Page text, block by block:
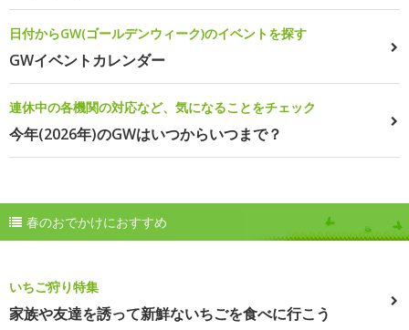
日付からGW(ゴールデンウィーク)のイベントを探す
GWイベントカレンダー
連休中の各機関の対応など、気になることをチェック
今年(2026年)のGWはいつからいつまで？
春のおでかけにおすすめ
いちご狩り特集
家族や友達を誘って新鮮ないちごを食べに行こう